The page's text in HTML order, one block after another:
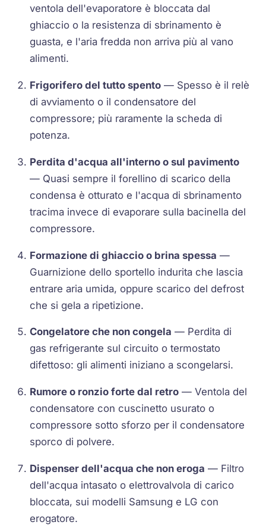
ventola dell'evaporatore è bloccata dal
ghiaccio o la resistenza di sbrinamento è
guasta, e l'aria fredda non arriva più al vano
alimenti.
Frigorifero del tutto spento — Spesso è il relè
di avviamento o il condensatore del
compressore; più raramente la scheda di
potenza.
Perdita d'acqua all'interno o sul pavimento
— Quasi sempre il forellino di scarico della
condensa è otturato e l'acqua di sbrinamento
tracima invece di evaporare sulla bacinella del
compressore.
Formazione di ghiaccio o brina spessa —
Guarnizione dello sportello indurita che lascia
entrare aria umida, oppure scarico del defrost
che si gela a ripetizione.
Congelatore che non congela — Perdita di
gas refrigerante sul circuito o termostato
difettoso: gli alimenti iniziano a scongelarsi.
Rumore o ronzio forte dal retro — Ventola del
condensatore con cuscinetto usurato o
compressore sotto sforzo per il condensatore
sporco di polvere.
Dispenser dell'acqua che non eroga — Filtro
dell'acqua intasato o elettrovalvola di carico
bloccata, sui modelli Samsung e LG con
erogatore.